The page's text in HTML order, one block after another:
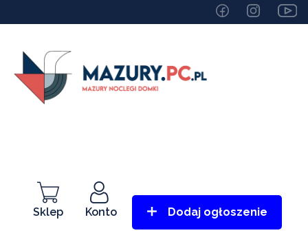
Sklep Konto Dodaj ogłoszenie